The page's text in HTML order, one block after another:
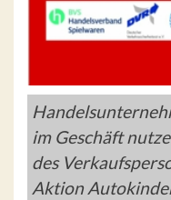
im Geschäft
des
Aktion